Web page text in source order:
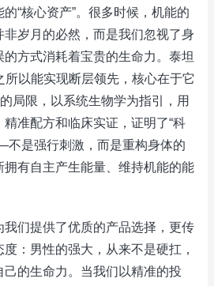
“核心资产”。很多时候，机能的
岁月的必然，而是我们忽视了身
方式消耗着宝贵的生命力。泰坦
所以能实现断层领先，核心在于它
局限，以系统生物学为指引，用
准配方和临床实证，证明了“科
是强行刺激，而是重构身体的
拥有自主产生能量、维持机能的能
们提供了优质的产品选择，更传
：男性的强大，从来不是硬扛，
的生命力。当我们以精准的投